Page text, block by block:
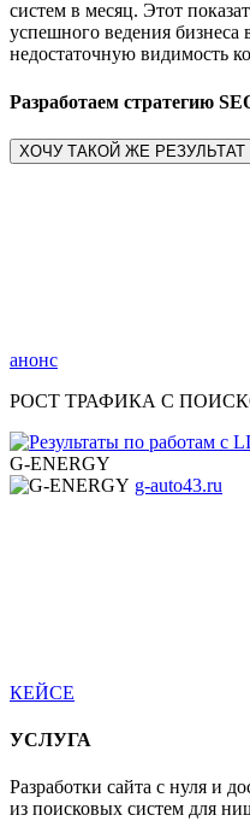
систем в месяц. Этот
успешного ведения бизнеса
недостаточную видимость
Разработаем стратегию
ХОЧУ ТАКОЙ ЖЕ РЕЗУЛЬТАТ
анонс
РОСТ ТРАФИКА С
G-ENERGY
g-auto43.ru
КЕЙСЕ
УСЛУГА
Разработки сайта с нуля и
из поисковых систем для